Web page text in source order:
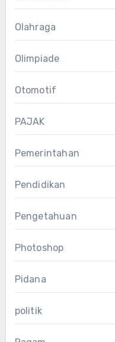
Olahraga
Olimpiade
Otomotif
PAJAK
Pemerintahan
Pendidikan
Pengetahuan
Photoshop
Pidana
politik